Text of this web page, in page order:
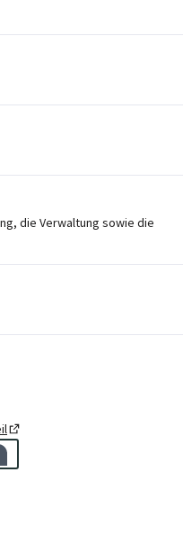
die Verwaltung sowie die